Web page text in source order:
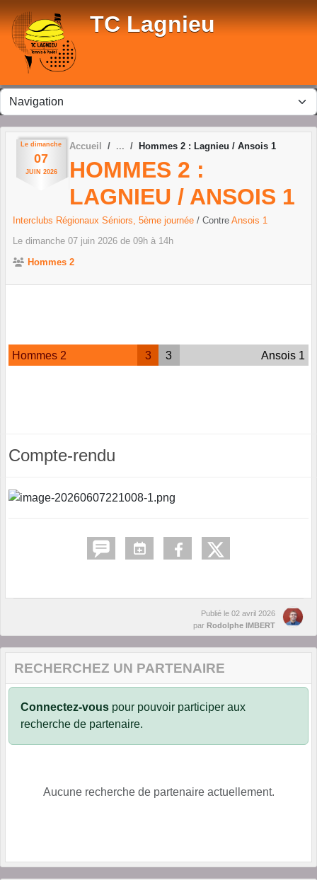
TC Lagnieu
Le dimanche
07
JUIN 2026
Accueil Hommes 2 : Lagnieu / Ansois 1
HOMMES 2 :
LAGNIEU / ANSOIS 1
Interclubs Régionaux Séniors, 5ème journée / Contre Ansois 1
Le dimanche 07 juin 2026 de 09h à 14h
Hommes 2
Hommes 2 3 3 Ansois 1
Compte-rendu
Publié le 02 avril 2026
par Rodolphe IMBERT
RECHERCHEZ UN PARTENAIRE
Connectez-vous pour pouvoir participer aux
recherche de partenaire.
Aucune recherche de partenaire actuellement.